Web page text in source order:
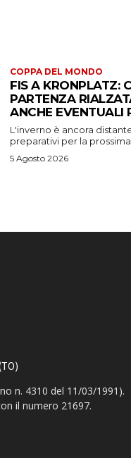
COPPA DEL MONDO
FIS A KRONPLATZ:
PARTENZA
ANCHE EVENTUALI
L'inverno è ancora
preparativi per la prossima...
5 Agosto 2026
n. 4310 del 11/03/1991).
il numero 21697.